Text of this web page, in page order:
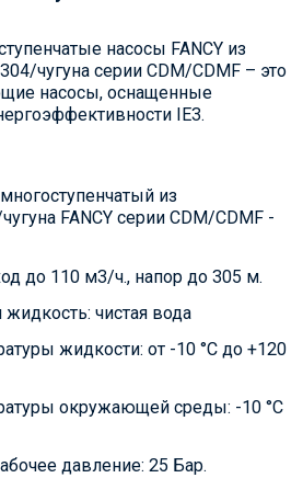
насосы FANCY из
чугуна серии CDM/CDMF – это
насосы, оснащенные
IE3.
из
FANCY серии CDM/CDMF -
до 110 м3/ч., напор до 305 м.
чистая вода
жидкости: от -10 °C до +120
окружающей среды: -10 °C
давление: 25 Бар.